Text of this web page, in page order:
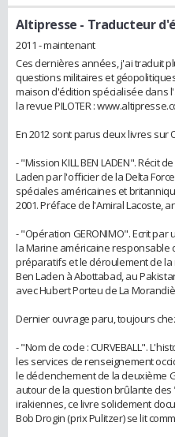
Altipresse - Traducteur
2011 - maintenant
Ces dernières années, j'ai traduit
questions militaires et
maison d'édition spécialisée dans
la revue PILOTER :
En 2012 sont parus deux livres sur
- "Mission KILL BEN LADEN". Récit
Laden par l'officier de la Delta
spéciales américaines et
2001. Préface de l'Amiral Lacoste,
- "Opération GERONIMO". Ecrit par
la Marine américaine responsable
préparatifs et le déroulement de
Ben Laden à Abottabad, au
avec Hubert Porteu de La
Dernier ouvrage paru, toujours
- "Nom de code : CURVEBALL".
les services de renseignement
le déclenchement de la deuxième
autour de la question brûlante
irakiennes, ce livre solidement
Bob Drogin (prix Pulitzer) se lit